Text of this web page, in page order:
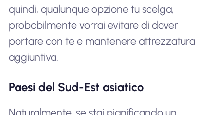
quindi, qualunque opzione tu scelga,
probabilmente vorrai evitare di dover
portare con te e mantenere attrezzatura
aggiuntiva.
Paesi del Sud-Est asiatico
Naturalmente, se stai pianificando un